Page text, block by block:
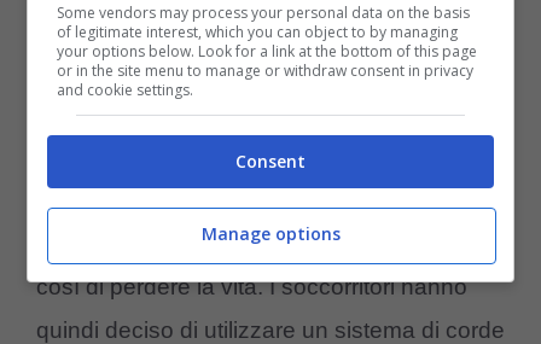
situazione potesse peggiorare. Infatti, il cane
era caduto in un dirupo ad un altezza di 20
metri, ma proprio sotto a lui si trovava un altro
salto ancora più alto e se il cane si fosse
potuto cadere ulteriormente
così di perdere la vita. I soccorritori hanno
quindi deciso di utilizzare un sistema di corde
Some vendors may process your personal data on the basis
of legitimate interest, which you can object to by managing
your options below. Look for a link at the bottom of this page
or in the site menu to manage or withdraw consent in privacy
and cookie settings.
Consent
Manage options